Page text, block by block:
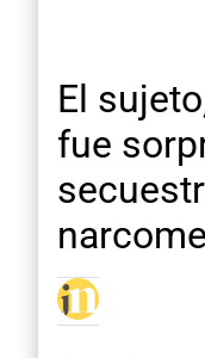
El
fue